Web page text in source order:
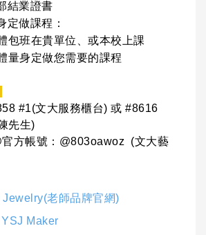
結業證書
定做課程：
包班在貴單位、或本校上課
量身定做您需要的課程
#1(文大服務櫃台) 或 #8616
先生)
官方帳號：@803oawoz (文大藝
老師品牌官網)
Maker